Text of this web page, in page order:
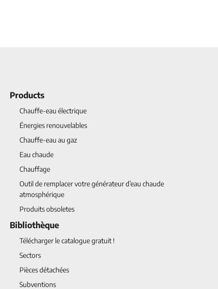
Products
Chauffe-eau électrique
Énergies renouvelables
Chauffe-eau au gaz
Eau chaude
Chauffage
Outil de remplacer votre générateur d’eau chaude
atmosphérique
Produits obsoletes
Bibliothèque
Télécharger le catalogue gratuit !
Sectors
Pièces détachées
Subventions